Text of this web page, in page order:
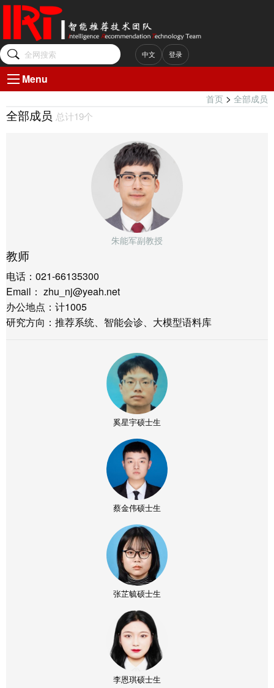
中文 登录
Menu
首页 > 全部成员
全部成员 总计19个
朱能军副教授
教师
电话：021-66135300
Email： zhu_nj@yeah.net
办公地点：计1005
研究方向：推荐系统、智能会诊、大模型语料库
奚星宇硕士生
蔡金伟硕士生
张芷毓硕士生
李恩琪硕士生